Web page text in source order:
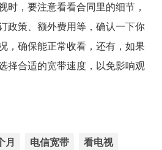
时，要注意看看合同里的细节，
政策、额外费用等，确认一下你
，确保能正常收看，还有，如果
择合适的宽带速度，以免影响观
月 电信宽带 看电视